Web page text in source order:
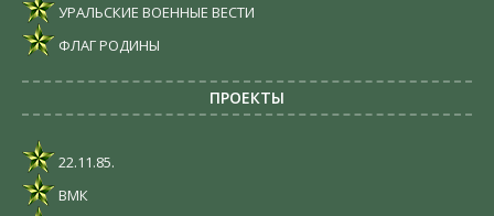
УРАЛЬСКИЕ ВОЕННЫЕ ВЕСТИ
ФЛАГ РОДИНЫ
ПРОЕКТЫ
22.11.85.
ВМК